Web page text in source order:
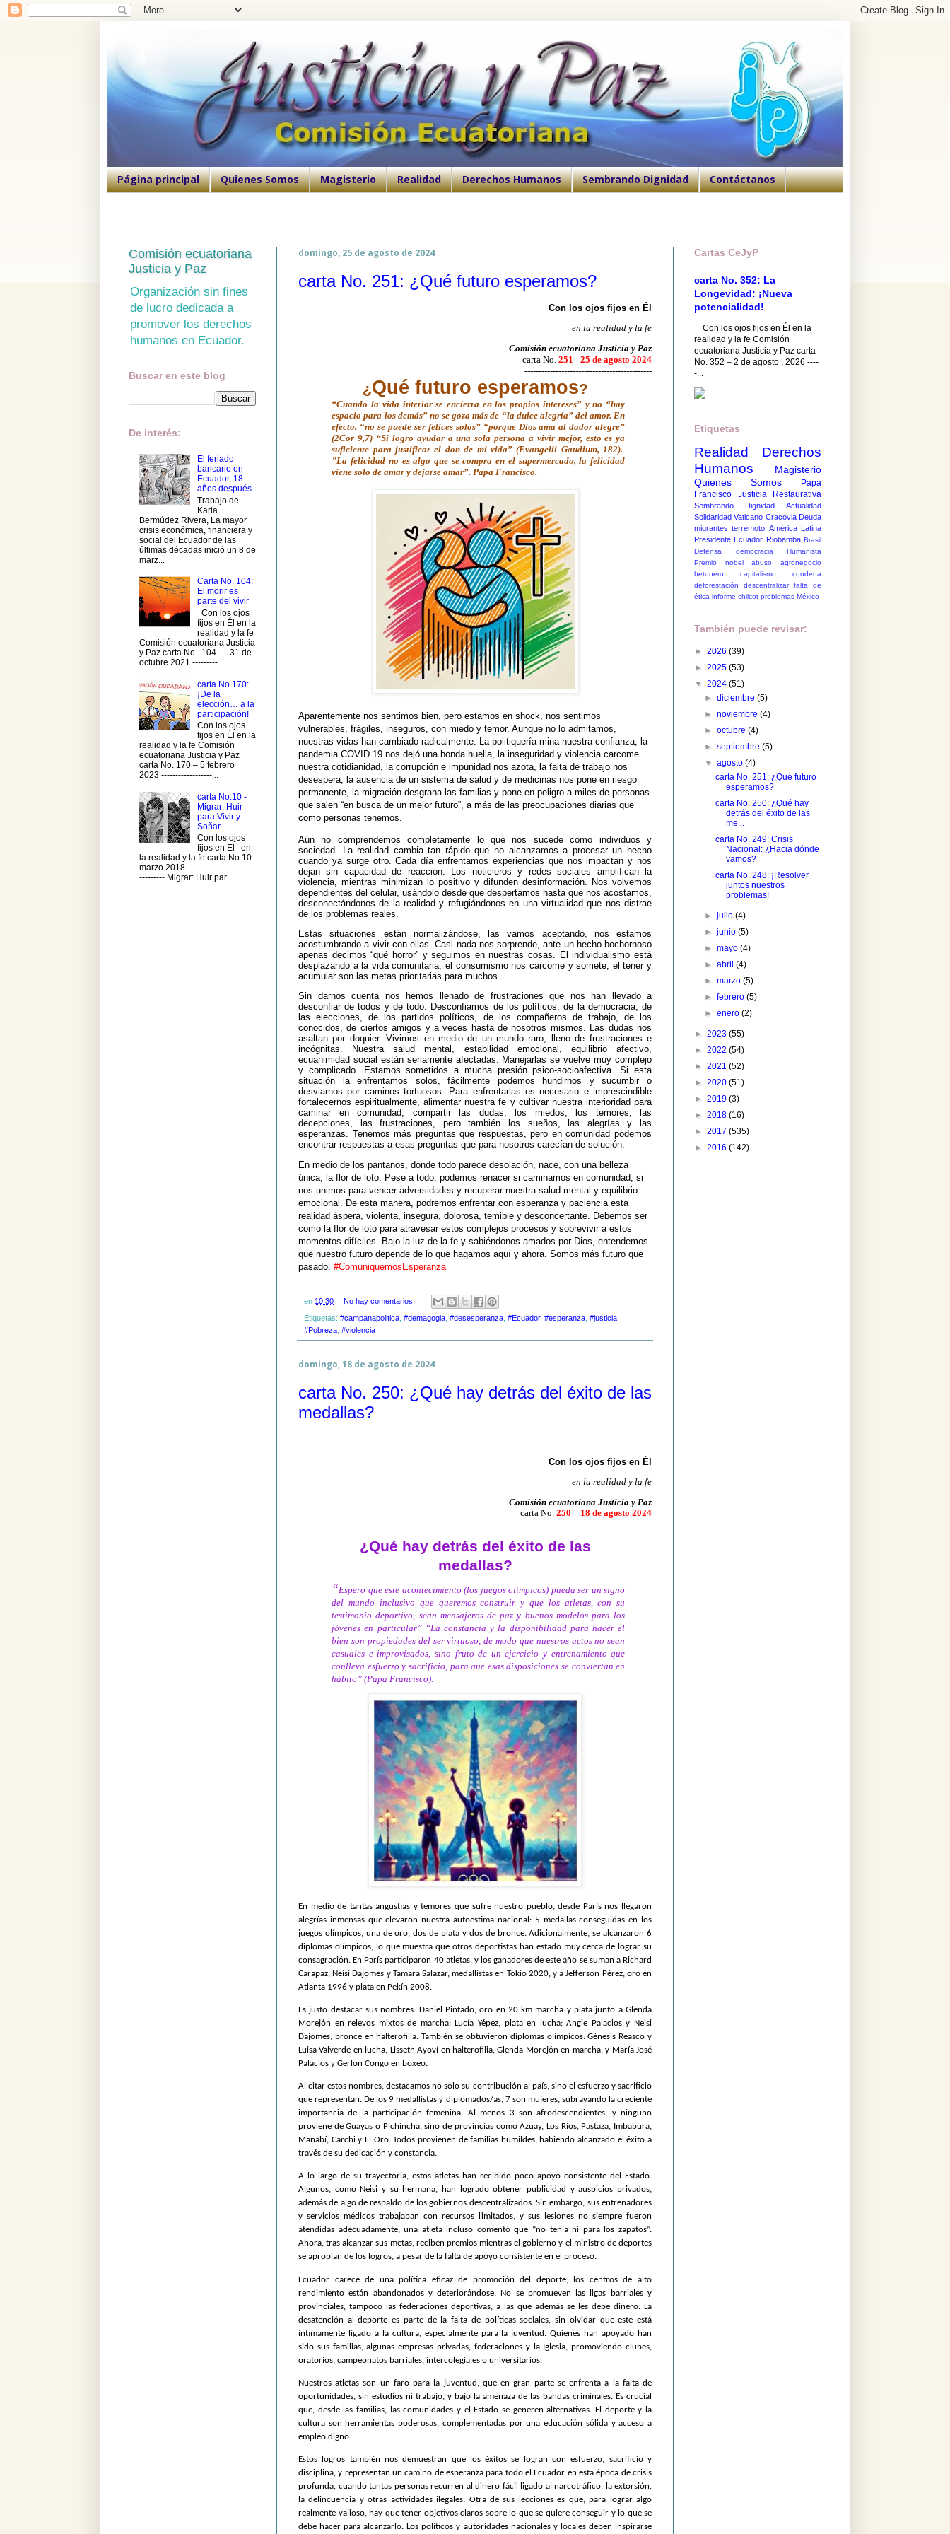
Página principal Quienes Somos Magisterio Realidad Derechos Humanos Sembrando Dignidad Contáctanos
domingo, 25 de agosto de 2024
carta No. 251: ¿Qué futuro esperamos?
Con los ojos fijos en Él
en la realidad y la fe
Comisión ecuatoriana Justicia y Paz
carta No. 251– 25 de agosto 2024
---------------------------------------------
¿Qué futuro esperamos?
“Cuando la vida interior se encierra en los propios intereses” y no “hay
espacio para los demás” no se goza más de “la dulce alegría” del amor. En
efecto, “no se puede ser felices solos” “porque Dios ama al dador alegre”
(2Cor 9,7) “Si logro ayudar a una sola persona a vivir mejor, esto es ya
suficiente para justificar el don de mi vida” (Evangelii Gaudium, 182).
"La felicidad no es algo que se compra en el supermercado, la felicidad
viene solo de amar y dejarse amar”. Papa Francisco.
Aparentemente nos sentimos bien, pero estamos en shock, nos sentimos
vulnerables, frágiles, inseguros, con miedo y temor. Aunque no lo admitamos,
nuestras vidas han cambiado radicalmente. La politiquería mina nuestra confianza, la
pandemia COVID 19 nos dejó una honda huella, la inseguridad y violencia carcome
nuestra cotidianidad, la corrupción e impunidad nos azota, la falta de trabajo nos
desespera, la ausencia de un sistema de salud y de medicinas nos pone en riesgo
permanente, la migración desgrana las familias y pone en peligro a miles de personas
que salen “en busca de un mejor futuro”, a más de las preocupaciones diarias que
como personas tenemos.
Aún no comprendemos completamente lo que nos sucede como individuos y
sociedad. La realidad cambia tan rápido que no alcanzamos a procesar un hecho
cuando ya surge otro. Cada día enfrentamos experiencias que nos impactan y nos
dejan sin capacidad de reacción. Los noticieros y redes sociales amplifican la
violencia, mientras minimizan lo positivo y difunden desinformación. Nos volvemos
dependientes del celular, usándolo desde que despertamos hasta que nos acostamos,
desconectándonos de la realidad y refugiándonos en una virtualidad que nos distrae
de los problemas reales.
Estas situaciones están normalizándose, las vamos aceptando, nos estamos
acostumbrando a vivir con ellas. Casi nada nos sorprende, ante un hecho bochornoso
apenas decimos “qué horror” y seguimos en nuestras cosas. El individualismo está
desplazando a la vida comunitaria, el consumismo nos carcome y somete, el tener y
acumular son las metas prioritarias para muchos.
Sin darnos cuenta nos hemos llenado de frustraciones que nos han llevado a
desconfiar de todos y de todo. Desconfiamos de los políticos, de la democracia, de
las elecciones, de los partidos políticos, de los compañeros de trabajo, de los
conocidos, de ciertos amigos y a veces hasta de nosotros mismos. Las dudas nos
asaltan por doquier. Vivimos en medio de un mundo raro, lleno de frustraciones e
incógnitas. Nuestra salud mental, estabilidad emocional, equilibrio afectivo,
ecuanimidad social están seriamente afectadas. Manejarlas se vuelve muy complejo
y complicado. Estamos sometidos a mucha presión psico-socioafectiva. Si esta
situación la enfrentamos solos, fácilmente podemos hundirnos y sucumbir o
desviarnos por caminos tortuosos. Para enfrentarlas es necesario e imprescindible
fortalecernos espiritualmente, alimentar nuestra fe y cultivar nuestra interioridad para
caminar en comunidad, compartir las dudas, los miedos, los temores, las
decepciones, las frustraciones, pero también los sueños, las alegrías y las
esperanzas. Tenemos más preguntas que respuestas, pero en comunidad podemos
encontrar respuestas a esas preguntas que para nosotros carecían de solución.
En medio de los pantanos, donde todo parece desolación, nace, con una belleza
única, la flor de loto. Pese a todo, podemos renacer si caminamos en comunidad, si
nos unimos para vencer adversidades y recuperar nuestra salud mental y equilibrio
emocional. De esta manera, podremos enfrentar con esperanza y paciencia esta
realidad áspera, violenta, insegura, dolorosa, temible y desconcertante. Debemos ser
como la flor de loto para atravesar estos complejos procesos y sobrevivir a estos
momentos difíciles. Bajo la luz de la fe y sabiéndonos amados por Dios, entendemos
que nuestro futuro depende de lo que hagamos aquí y ahora. Somos más futuro que
pasado. #ComuniquemosEsperanza
en 10:30 No hay comentarios:
Etiquetas: #campanapolitica, #demagogia, #desesperanza, #Ecuador, #esperanza, #justicia,
#Pobreza, #violencia
domingo, 18 de agosto de 2024
carta No. 250: ¿Qué hay detrás del éxito de las
medallas?
Con los ojos fijos en Él
en la realidad y la fe
Comisión ecuatoriana Justicia y Paz
carta No. 250 – 18 de agosto 2024
---------------------------------------------
¿Qué hay detrás del éxito de las
medallas?
“Espero que este acontecimiento (los juegos olímpicos) pueda ser un signo
del mundo inclusivo que queremos construir y que los atletas, con su
testimonio deportivo, sean mensajeros de paz y buenos modelos para los
jóvenes en particular” “La constancia y la disponibilidad para hacer el
bien son propiedades del ser virtuoso, de modo que nuestros actos no sean
casuales e improvisados, sino fruto de un ejercicio y entrenamiento que
conlleva esfuerzo y sacrificio, para que esas disposiciones se conviertan en
hábito” (Papa Francisco).
En medio de tantas angustias y temores que sufre nuestro pueblo, desde París nos llegaron
alegrías inmensas que elevaron nuestra autoestima nacional: 5 medallas conseguidas en los
juegos olímpicos, una de oro, dos de plata y dos de bronce. Adicionalmente, se alcanzaron 6
diplomas olímpicos, lo que muestra que otros deportistas han estado muy cerca de lograr su
consagración. En París participaron 40 atletas, y los ganadores de este año se suman a Richard
Carapaz, Neisi Dajomes y Tamara Salazar, medallistas en Tokio 2020, y a Jefferson Pérez, oro en
Atlanta 1996 y plata en Pekín 2008.
Es justo destacar sus nombres: Daniel Pintado, oro en 20 km marcha y plata junto a Glenda
Morejón en relevos mixtos de marcha; Lucía Yépez, plata en lucha; Angie Palacios y Neisi
Dajomes, bronce en halterofilia. También se obtuvieron diplomas olímpicos: Génesis Reasco y
Luisa Valverde en lucha, Lisseth Ayoví en halterofilia, Glenda Morejón en marcha, y María José
Palacios y Gerlon Congo en boxeo.
Al citar estos nombres, destacamos no solo su contribución al país, sino el esfuerzo y sacrificio
que representan. De los 9 medallistas y diplomados/as, 7 son mujeres, subrayando la creciente
importancia de la participación femenina. Al menos 3 son afrodescendientes, y ninguno
proviene de Guayas o Pichincha, sino de provincias como Azuay, Los Ríos, Pastaza, Imbabura,
Manabí, Carchi y El Oro. Todos provienen de familias humildes, habiendo alcanzado el éxito a
través de su dedicación y constancia.
A lo largo de su trayectoria, estos atletas han recibido poco apoyo consistente del Estado.
Algunos, como Neisi y su hermana, han logrado obtener publicidad y auspicios privados,
además de algo de respaldo de los gobiernos descentralizados. Sin embargo, sus entrenadores
y servicios médicos trabajaban con recursos limitados, y sus lesiones no siempre fueron
atendidas adecuadamente; una atleta incluso comentó que “no tenía ni para los zapatos”.
Ahora, tras alcanzar sus metas, reciben premios mientras el gobierno y el ministro de deportes
se apropian de los logros, a pesar de la falta de apoyo consistente en el proceso.
Ecuador carece de una política eficaz de promoción del deporte; los centros de alto
rendimiento están abandonados y deteriorándose. No se promueven las ligas barriales y
provinciales, tampoco las federaciones deportivas, a las que además se les debe dinero. La
desatención al deporte es parte de la falta de políticas sociales, sin olvidar que este está
íntimamente ligado a la cultura, especialmente para la juventud. Quienes han apoyado han
sido sus familias, algunas empresas privadas, federaciones y la Iglesia, promoviendo clubes,
oratorios, campeonatos barriales, intercolegiales o universitarios.
Nuestros atletas son un faro para la juventud, que en gran parte se enfrenta a la falta de
oportunidades, sin estudios ni trabajo, y bajo la amenaza de las bandas criminales. Es crucial
que, desde las familias, las comunidades y el Estado se generen alternativas. El deporte y la
cultura son herramientas poderosas, complementadas por una educación sólida y acceso a
empleo digno.
Estos logros también nos demuestran que los éxitos se logran con esfuerzo, sacrificio y
disciplina, y representan un camino de esperanza para todo el Ecuador en esta época de crisis
profunda, cuando tantas personas recurren al dinero fácil ligado al narcotráfico, la extorsión,
la delincuencia y otras actividades ilegales. Otra de sus lecciones es que, para lograr algo
realmente valioso, hay que tener objetivos claros sobre lo que se quiere conseguir y lo que se
debe hacer para alcanzarlo. Los políticos y autoridades nacionales y locales deben inspirarse
Comisión ecuatoriana
Justicia y Paz
Organización sin fines
de lucro dedicada a
promover los derechos
humanos en Ecuador.
Buscar en este blog
De interés:
El feriado
bancario en
Ecuador, 18
años después
Trabajo de
Karla
Bermúdez Rivera, La mayor
crisis económica, financiera y
social del Ecuador de las
últimas décadas inició un 8 de
marz...
Carta No. 104:
El morir es
parte del vivir
Con los ojos
fijos en Él en la
realidad y la fe
Comisión ecuatoriana Justicia
y Paz carta No. 104 – 31 de
octubre 2021 ---------...
carta No.170:
¡De la
elección… a la
participación!
Con los ojos
fijos en Él en la
realidad y la fe Comisión
ecuatoriana Justicia y Paz
carta No. 170 – 5 febrero
2023 ------------------...
carta No.10 -
Migrar: Huir
para Vivir y
Soñar
Con los ojos
fijos en El en
la realidad y la fe carta No.10
marzo 2018 ------------------------
--------- Migrar: Huir par...
Cartas CeJyP
carta No. 352: La
Longevidad: ¡Nueva
potencialidad!
Con los ojos fijos en Él en la
realidad y la fe Comisión
ecuatoriana Justicia y Paz carta
No. 352 – 2 de agosto , 2026 ----
-...
Etiquetas
Realidad
Derechos
Humanos
Magisterio
Quienes Somos
Papa
Francisco
Justicia Restaurativa
Sembrando Dignidad
Actualidad
Solidaridad Vaticano Cracovia Deuda
migrantes terremoto América Latina
Presidente Ecuador Riobamba Brasil
Defensa democracia
Humanista
Premio nobel
abuso
agronegocio
betunero
capitalismo
condena
deforestación
descentralizar
falta de
ética informe chilcot problemas México
También puede revisar:
► 2026 (39)
► 2025 (53)
▼ 2024 (51)
►diciembre(5)
►noviembre(4)
►octubre(4)
►septiembre(5)
▼agosto(4)
carta No. 251: ¿Qué futuro
esperamos?
carta No. 250: ¿Qué hay
detrás del éxito de las
me...
carta No. 249: Crisis
Nacional: ¿Hacia dónde
vamos?
carta No. 248: ¡Resolver
juntos nuestros
problemas!
►julio(4)
►junio(5)
►mayo(4)
►abril(4)
►marzo(5)
►febrero(5)
►enero(2)
► 2023 (55)
► 2022 (54)
► 2021 (52)
► 2020 (51)
► 2019 (3)
► 2018 (16)
► 2017 (535)
► 2016 (142)